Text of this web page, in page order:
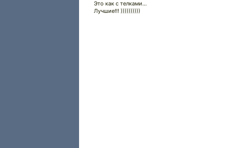
Это как с телками...
Лучшие!!! ))))))))))